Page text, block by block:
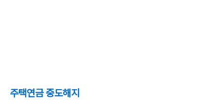
주택연금 중도해지